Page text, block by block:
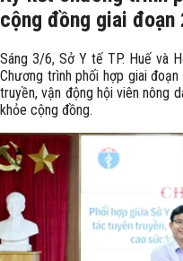
cộng đồng giai đoạn
Sáng 3/6, Sở Y tế TP. Huế và
Chương trình phối hợp giai
truyền, vận động hội viên nông
khỏe cộng đồng.